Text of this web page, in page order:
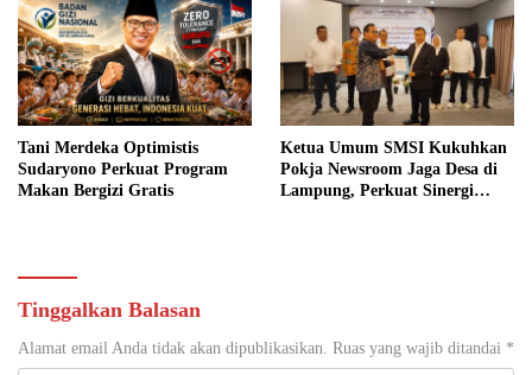
Tani Merdeka Optimistis
Sudaryono Perkuat Program
Makan Bergizi Gratis
Ketua Umum SMSI Kukuhkan
Pokja Newsroom Jaga Desa di
Lampung, Perkuat Sinergi
Tinggalkan Balasan
Alamat email Anda tidak akan dipublikasikan. Ruas yang wajib ditandai *